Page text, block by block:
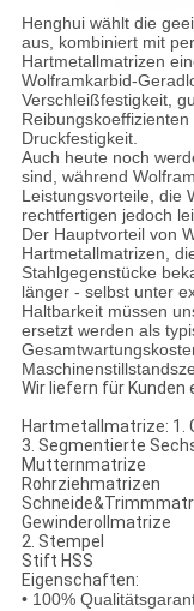
Henghui wählt die
aus, kombiniert mit
Hartmetallmatrizen
Wolframkarbid-
Verschleißfestigkeit,
Druckfestigkeit.
Auch heute noch
sind, während
Leistungsvorteile, die
rechtfertigen jedoch
Der Hauptvorteil von
Hartmetallmatrizen,
Stahlgegenstücke
länger - selbst unter
Haltbarkeit müssen
ersetzt werden als
Wir liefern für Kunden
Hartmetallmatrize: 1.
3. Segmentierte
Mutternmatrize
Rohrziehmatrizen
Gewinderollmatrize
2. Stempel
Stift HSS
Eigenschaften:
• 100%